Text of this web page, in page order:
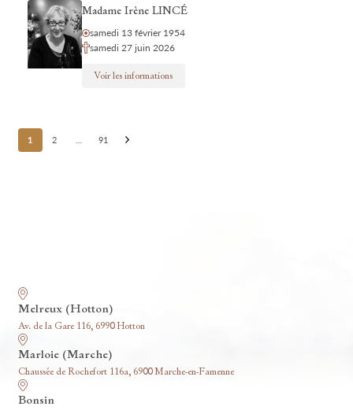
Madame Irène LINCÉ
samedi 13 février 1954
samedi 27 juin 2026
Voir les informations
Posts
pagination
1 2 91
Melreux (Hotton)
Av. de la Gare 116, 6990 Hotton
Marloie (Marche)
Chaussée de Rochefort 116a, 6900 Marche-en-Famenne
Bonsin